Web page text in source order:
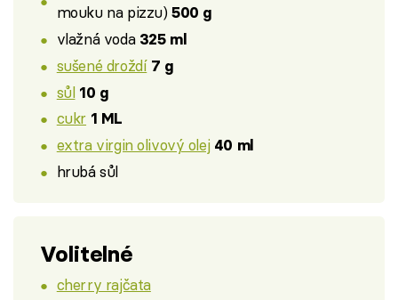
mouku na pizzu) 500 g
vlažná voda 325 ml
sušené droždí 7 g
sůl 10 g
cukr 1 ML
extra virgin olivový olej 40 ml
hrubá sůl
Volitelné
cherry rajčata